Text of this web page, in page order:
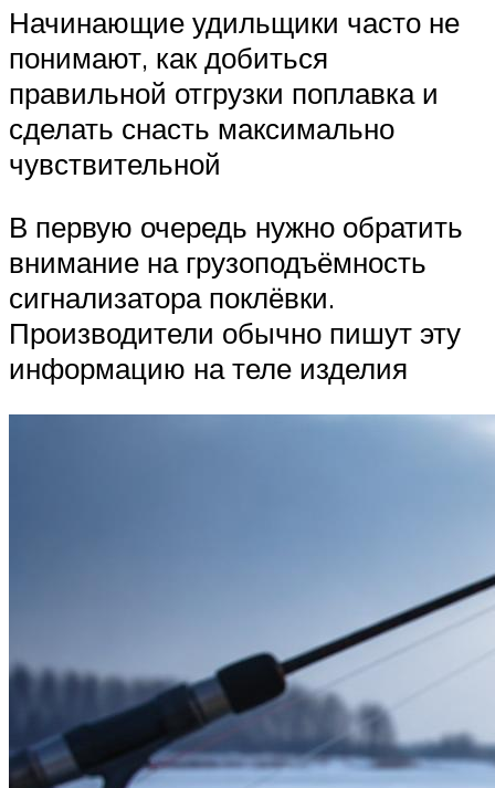
Начинающие удильщики часто не
понимают, как добиться
правильной отгрузки поплавка и
сделать снасть максимально
чувствительной
В первую очередь нужно обратить
внимание на грузоподъёмность
сигнализатора поклёвки.
Производители обычно пишут эту
информацию на теле изделия